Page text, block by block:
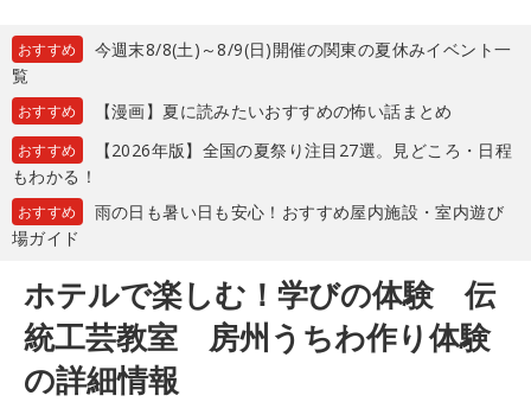
おすすめ
今週末8/8(土)～8/9(日)開催の関東の夏休みイベント一
覧
おすすめ 【漫画】夏に読みたいおすすめの怖い話まとめ
おすすめ
【2026年版】全国の夏祭り注目27選。見どころ・日程
もわかる！
おすすめ
雨の日も暑い日も安心！おすすめ屋内施設・室内遊び
場ガイド
ホテルで楽しむ！学びの体験 伝
統工芸教室 房州うちわ作り体験
の詳細情報